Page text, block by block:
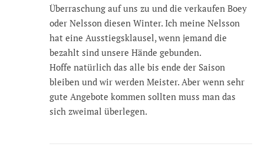
Überraschung auf uns zu und die verkaufen Boey
oder Nelsson diesen Winter. Ich meine Nelsson
hat eine Ausstiegsklausel, wenn jemand die
bezahlt sind unsere Hände gebunden.
Hoffe natürlich das alle bis ende der Saison
bleiben und wir werden Meister. Aber wenn sehr
gute Angebote kommen sollten muss man das
sich zweimal überlegen.